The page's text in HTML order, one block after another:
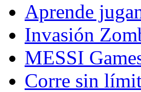
Aprende
Invasión
MESSI
Corre sin